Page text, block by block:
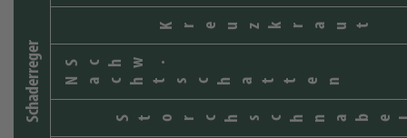
Schaderreger
Schw.
Nachtschatten
Kreuzkraut